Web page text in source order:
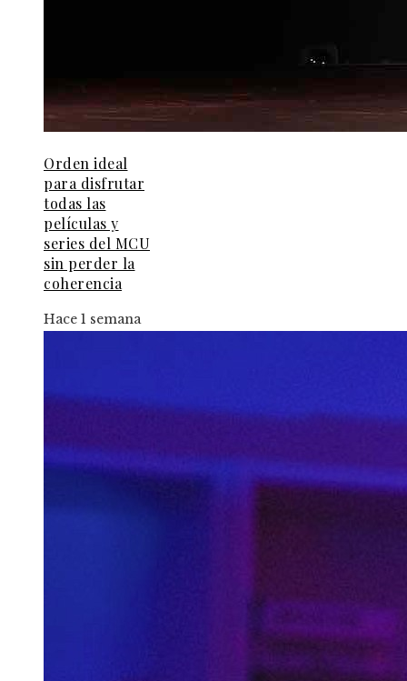
Orden ideal
para disfrutar
todas las
películas y
series del MCU
sin perder la
coherencia
Hace 1 semana